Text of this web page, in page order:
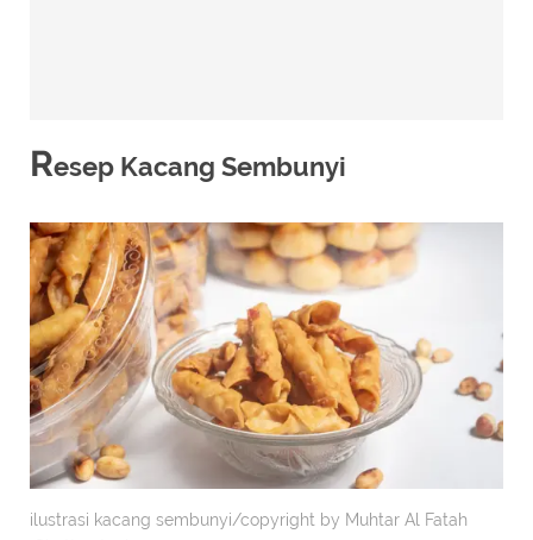
Resep Kacang Sembunyi
ilustrasi kacang sembunyi/copyright by Muhtar Al Fatah